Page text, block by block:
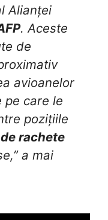
Alianței
. Aceste
de
avioanelor
pe care le
pozițiile
rachete
a mai